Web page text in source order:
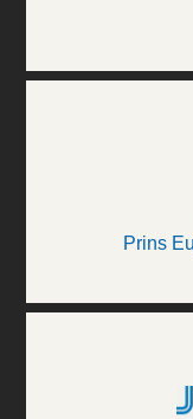
Prins